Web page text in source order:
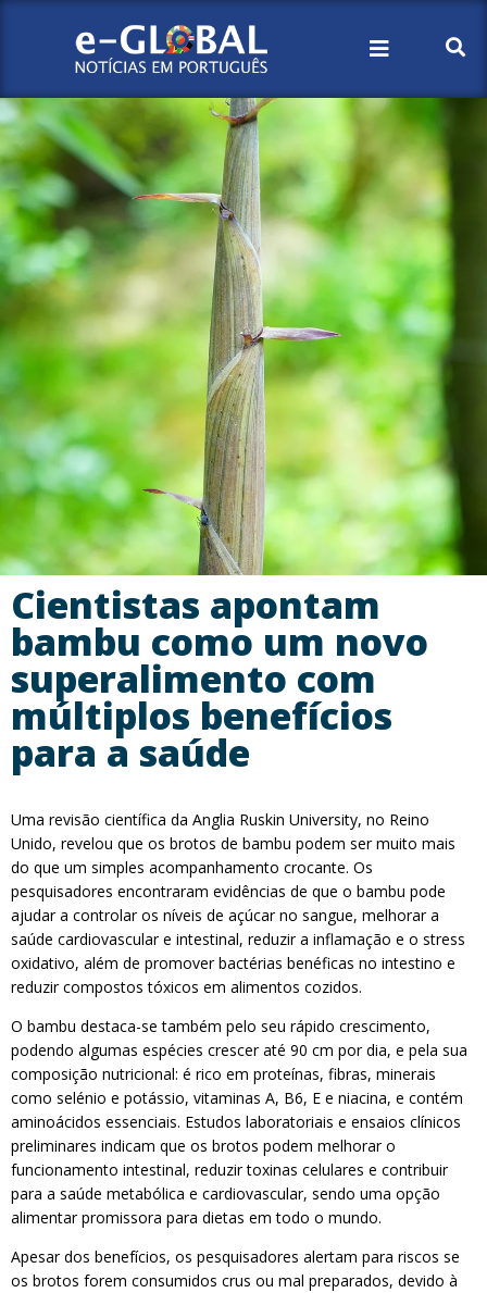
Cientistas apontam
bambu como um novo
superalimento com
múltiplos benefícios
para a saúde
Uma revisão científica da Anglia Ruskin University, no Reino
Unido, revelou que os brotos de bambu podem ser muito mais
do que um simples acompanhamento crocante. Os
pesquisadores encontraram evidências de que o bambu pode
ajudar a controlar os níveis de açúcar no sangue, melhorar a
saúde cardiovascular e intestinal, reduzir a inflamação e o stress
oxidativo, além de promover bactérias benéficas no intestino e
reduzir compostos tóxicos em alimentos cozidos.
O bambu destaca-se também pelo seu rápido crescimento,
podendo algumas espécies crescer até 90 cm por dia, e pela sua
composição nutricional: é rico em proteínas, fibras, minerais
como selénio e potássio, vitaminas A, B6, E e niacina, e contém
aminoácidos essenciais. Estudos laboratoriais e ensaios clínicos
preliminares indicam que os brotos podem melhorar o
funcionamento intestinal, reduzir toxinas celulares e contribuir
para a saúde metabólica e cardiovascular, sendo uma opção
alimentar promissora para dietas em todo o mundo.
Apesar dos benefícios, os pesquisadores alertam para riscos se
os brotos forem consumidos crus ou mal preparados, devido à